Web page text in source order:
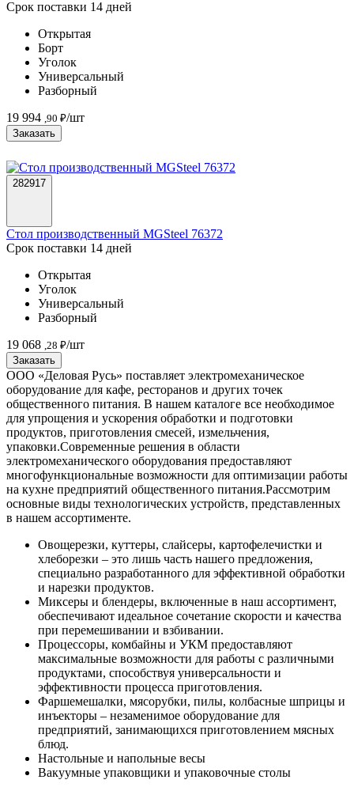
Срок поставки 14 дней
Открытая
Борт
Уголок
Универсальный
Разборный
19 994 ,90 ₽/шт
Заказать
282917
Стол производственный MGSteel 76372
Срок поставки 14 дней
Открытая
Уголок
Универсальный
Разборный
19 068 ,28 ₽/шт
Заказать
ООО «Деловая Русь» поставляет электромеханическое
оборудование для кафе, ресторанов и других точек
общественного питания. В нашем каталоге все необходимое
для упрощения и ускорения обработки и подготовки
продуктов, приготовления смесей, измельчения,
упаковки.Современные решения в области
электромеханического оборудования предоставляют
многофункциональные возможности для оптимизации работы
на кухне предприятий общественного питания.Рассмотрим
основные виды технологических устройств, представленных
в нашем ассортименте.
Овощерезки, куттеры, слайсеры, картофелечистки и
хлеборезки – это лишь часть нашего предложения,
специально разработанного для эффективной обработки
и нарезки продуктов.
Миксеры и блендеры, включенные в наш ассортимент,
обеспечивают идеальное сочетание скорости и качества
при перемешивании и взбивании.
Процессоры, комбайны и УКМ предоставляют
максимальные возможности для работы с различными
продуктами, способствуя универсальности и
эффективности процесса приготовления.
Фаршемешалки, мясорубки, пилы, колбасные шприцы и
инъекторы – незаменимое оборудование для
предприятий, занимающихся приготовлением мясных
блюд.
Настольные и напольные весы
Вакуумные упаковщики и упаковочные столы